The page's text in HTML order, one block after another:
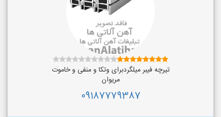
تیرچه فیبر میلگردبرای وتکا و منفی و خاموت
مریوان
09187779387